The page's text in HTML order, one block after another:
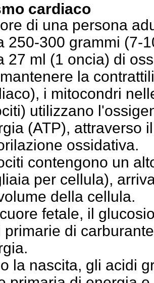
cardiaco
di una persona
250-300 grammi (7-
27 ml (1 oncia) di
la
i mitocondri
utilizzano
(ATP), attraverso
ossidativa.
contengono un
per cellula),
della cellula.
fetale, il
primarie di
la nascita, gli acidi